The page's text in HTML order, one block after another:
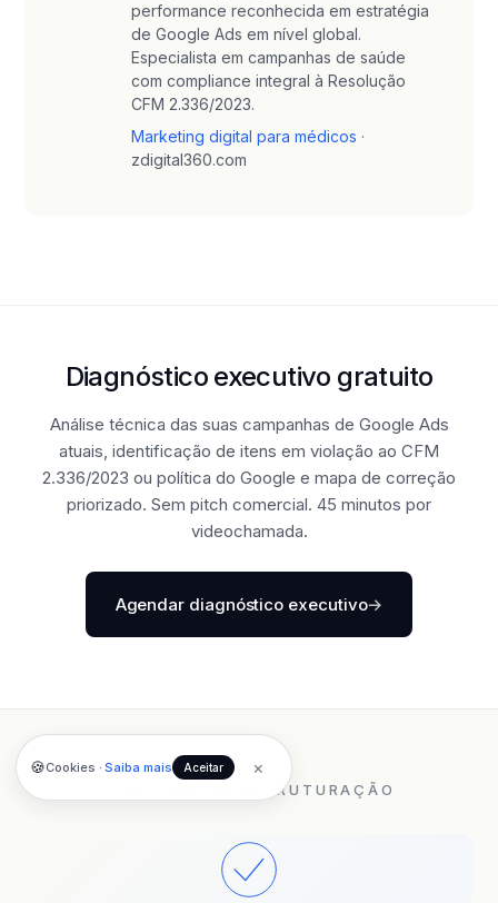
performance reconhecida em estratégia
de Google Ads em nível global.
Especialista em campanhas de saúde
com compliance integral à Resolução
CFM 2.336/2023.
Marketing digital para médicos ·
zdigital360.com
Diagnóstico executivo gratuito
Análise técnica das suas campanhas de Google Ads
atuais, identificação de itens em violação ao CFM
2.336/2023 ou política do Google e mapa de correção
priorizado. Sem pitch comercial. 45 minutos por
videochamada.
Agendar diagnóstico executivo→
CONTINUE NA ESTRUTURAÇÃO
🍪Cookies ·Saiba mais Aceitar ×